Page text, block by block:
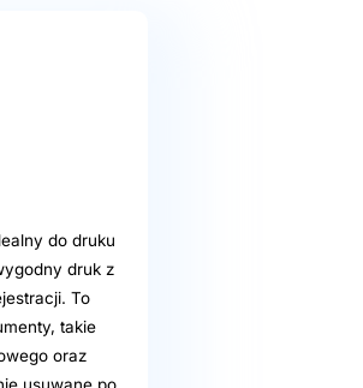
do druku
druk z
To
takie
oraz
usuwane po